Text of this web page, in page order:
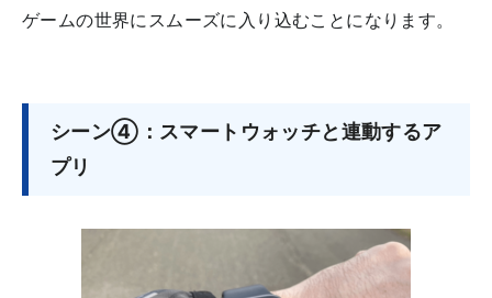
ゲームの世界にスムーズに入り込むことになります。
シーン④：スマートウォッチと連動するア
プリ